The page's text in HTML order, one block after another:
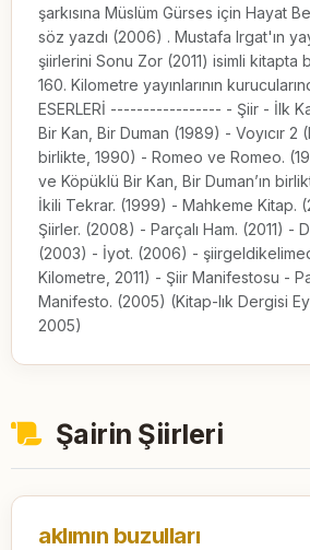
şarkısına Müslüm Gürses için Hayat
söz yazdı (2006) . Mustafa Irgat'ın
şiirlerini Sonu Zor (2011) isimli kitapta
160. Kilometre yayınlarının
ESERLERİ ----------------- - Şiir - İlk
Bir Kan, Bir Duman (1989) - Voyıcır 2
birlikte, 1990) - Romeo ve Romeo.
ve Köpüklü Bir Kan, Bir Duman’ın
İkili Tekrar. (1999) - Mahkeme Kitap.
Şiirler. (2008) - Parçalı Ham. (2011) -
(2003) - İyot. (2006) -
Kilometre, 2011) - Şiir Manifestosu -
Manifesto. (2005) (Kitap-lık Dergisi
2005)
Şairin Şiirleri
aklımın buzulları